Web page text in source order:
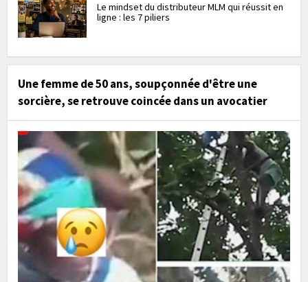
Le mindset du distributeur MLM qui réussit en
ligne : les 7 piliers
Une femme de 50 ans, soupçonnée d'être une
sorcière, se retrouve coincée dans un avocatier